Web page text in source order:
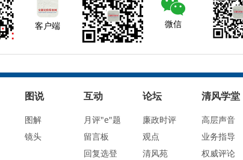
客户端 微信
图说
图解
镜头
互动
月评"e"题
留言板
回复选登
论坛
廉政时评
观点
清风苑
清风学堂
高层声音
业务指导
权威评论